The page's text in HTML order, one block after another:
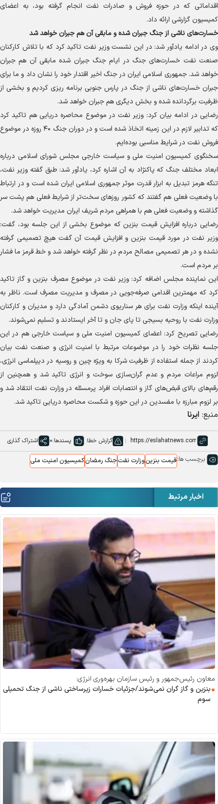
اقداماتی که در حوزه فروش و صادرات نفت انجام گرفته بود، به اعضای
کمیسیون گزارشی ارائه داد.
خسارت‌های ناشی از جنگ جبران شده و مابقی آن هم جبران خواهد شد
وی در ادامه یادآور شد: در این نشست وزیر نفت تاکید کرد که با تلاش کارکنان
صنعت نفت خسارت‌های جنگ در ایام جنگ جبران شده مابقی آن هم جبران
خواهد شد. جمهوری اسلامی ایران در جنگ اخیر اقتدار خود را نشان داد و ما برای
جبران خسارت‌های ناشی از جنگ در پارس جنوبی برنامه ریزی کردیم و بخشی از
ظرفیت برگردانده شده و بخش دیگری هم جبران خواهد شد.
رضایی در ادامه بیان کرد: وزیر نفت در موضوع محاصره دریایی هم تاکید کرد
که تدابیر لازم در این زمینه اتخاذ شده است و در دوران جنگ ۴۰ روزه در موضوع
فروش نفت در شرایط مناسبی بوده‌ایم.
سخنگوی کمیسیون امنیت ملی و سیاست خارجی مجلس شورای اسلامی درباره
ابعاد مختلف جنگ که پاکنژاد به آن اشاره کرد، یادآور شد: طبق گفته وزیر نفت،
تنگه هرمز تبدیل به ابزار قدرت موثر جمهوری اسلامی ایران شده است و در ارتباط
با وضعیت فعلی هم گفتند که کشور روز‌های سخت‌تر از شرایط فعلی هم پشت سر
گذاشته و وضعیت فعلی هم با همراهی مردم شریف ایران مدیریت خواهد شد.
رضایی درباره افزایش قیمت بنزین که موضوع بخشی از این جلسه بود، گفت:
وزیر نفت در مورد قیمت بنزین و افزایش قیمت آن گفت هیچ تصمیمی گرفته
نشده و در هر تصمیمی مصالح مردم در نظر گرفته خواهد شد و خط قرمز ما فشار
بر مردم است.
این نماینده مجلس اضافه کرد: وزیر نفت در موضوع مصرف بنزین و گاز تاکید
کرد که مهمترین اقدامی صرفه‌جویی در مصرف و مدیریت مصرف است. ناظر به
آینده اینکه وزارت نفت برای هر سناریوی دشمن آمادگی دارد و مدیران و کارکنان
وزارت نفت با روحیه بسیجی تا پای جان و تا آخر ایستادند و تسلیم نمی‌شوند.
رضایی تصریح کرد: اعضای کمیسیون امنیت ملی و سیاست خارجی هم در این
جلسه نظرات خود را در موضوعات مرتبط با امنیت انرژی و صنعت نفت بیان
کردند از جمله استفاده از ظرفیت شرکا به ویژه چین و روسیه در دیپلماسی انرژی،
لزوم مراعات مردم و عدم گران‌سازی سوخت و انرژی تاکید شد و همچنین از
رقم‌های بالای قبض‌های گاز و انتصابات افراد پرمسئله در وزارت نفت انتقاد شد و
بر لزوم مبارزه با مفسدین در این حوزه و شکست محاصره دریایی تاکید شد.
منبع: ایرنا
گزارش خطا پسندها:0 اشتراک گذاری
برچسب ها:قیمت بنزینوزارت نفتجنگ رمضانکمیسیون امنیت ملی
اخبار مرتبط
معاون رئیس‌جمهور و رئیس سازمان بهره‌وری انرژی:
بنزین و گاز گران نمی‌شوند/جزئیات خسارات زیرساختی ناشی از جنگ تحمیلی
سوم